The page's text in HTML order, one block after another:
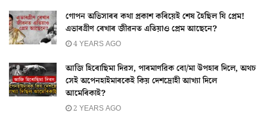
গোপন অভিসাৰৰ কথা প্ৰকাশ কৰিয়েই শেষ হৈছিল যি প্ৰেম!
এভাৰগ্ৰীণ ৰেখাৰ জীৱনত এতিয়াও প্ৰেম আছেনে?
4 YEARS AGO
আজি হিৰোছিমা দিৱস, পাৰমাণৱিক বো/মা উপহাৰ দিলে, অথচ
সেই অপেনহাইমাৰকেই কিয় দেশদ্ৰোহী আখ্যা দিলে
আমেৰিকাই?
2 YEARS AGO